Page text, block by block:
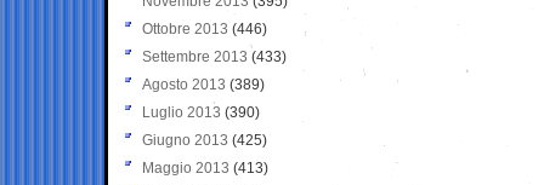
Ottobre 2013 (446)
Settembre 2013 (433)
Agosto 2013 (389)
Luglio 2013 (390)
Giugno 2013 (425)
Maggio 2013 (413)